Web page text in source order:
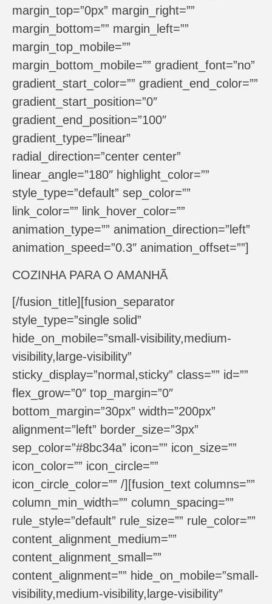
margin_top=”0px” margin_right=””
margin_bottom=”” margin_left=””
margin_top_mobile=””
margin_bottom_mobile=”” gradient_font=”no”
gradient_start_color=”” gradient_end_color=””
gradient_start_position=”0″
gradient_end_position=”100″
gradient_type=”linear”
radial_direction=”center center”
linear_angle=”180″ highlight_color=””
style_type=”default” sep_color=””
link_color=”” link_hover_color=””
animation_type=”” animation_direction=”left”
animation_speed=”0.3″ animation_offset=””]
COZINHA PARA O AMANHÃ
[/fusion_title][fusion_separator
style_type=”single solid”
hide_on_mobile=”small-visibility,medium-
visibility,large-visibility”
sticky_display=”normal,sticky” class=”” id=””
flex_grow=”0″ top_margin=”0″
bottom_margin=”30px” width=”200px”
alignment=”left” border_size=”3px”
sep_color=”#8bc34a” icon=”” icon_size=””
icon_color=”” icon_circle=””
icon_circle_color=”” /][fusion_text columns=””
column_min_width=”” column_spacing=””
rule_style=”default” rule_size=”” rule_color=””
content_alignment_medium=””
content_alignment_small=””
content_alignment=”” hide_on_mobile=”small-
visibility,medium-visibility,large-visibility”